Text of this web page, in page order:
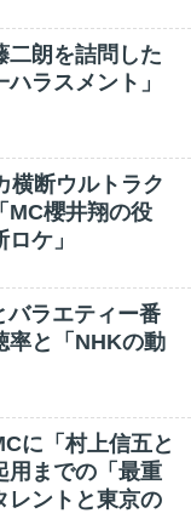
二朗を詰問した
ラスメント」
横断ウルトラク
MC櫻井翔の役
ケ」
バラエティー番
率と「NHKの動
に「村上信五と
用までの「最重
レントと東京の